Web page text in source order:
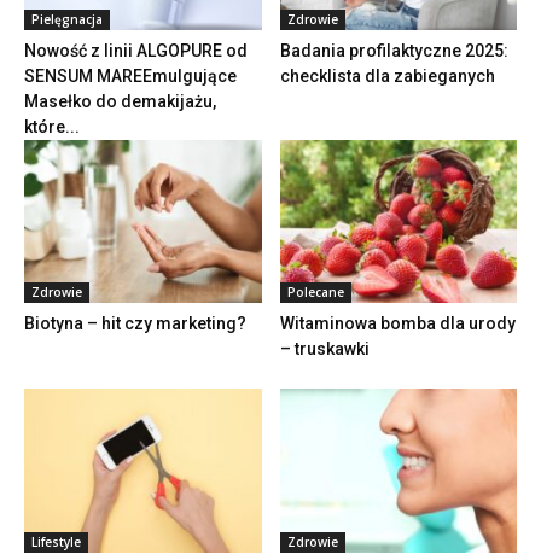
Pielęgnacja
Nowość z linii ALGOPURE od
SENSUM MAREEmulgujące
Masełko do demakijażu,
które...
Zdrowie
Badania profilaktyczne 2025:
checklista dla zabieganych
Zdrowie
Biotyna – hit czy marketing?
Polecane
Witaminowa bomba dla urody
– truskawki
Lifestyle Zdrowie